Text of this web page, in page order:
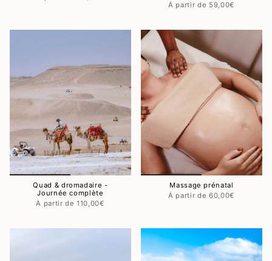
59,00€
Quad & dromadaire -
Journée complète
110,00€
Massage prénatal
60,00€